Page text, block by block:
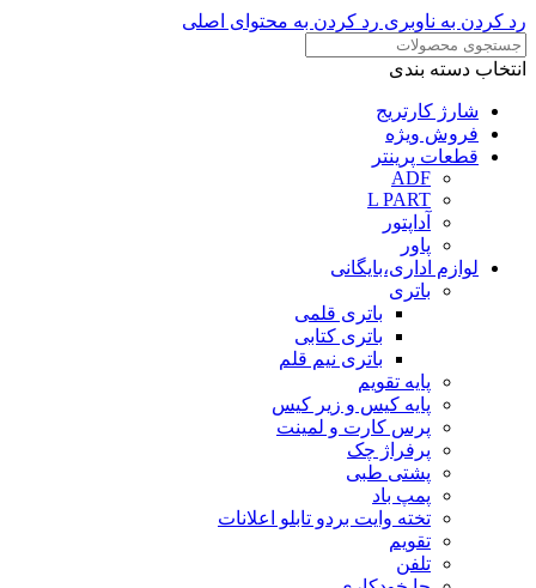
رد کردن به ناوبری رد کردن به محتوای اصلی
انتخاب دسته بندی
شارژ کارتریج
فروش ویژه
قطعات پرینتر
ADF
L PART
آداپتور
پاور
لوازم اداری،بایگانی
باتری
باتری قلمی
باتری کتابی
باتری نیم قلم
پایه تقویم
پایه کیس و زیر کیس
پرس کارت و لمینت
پرفراژ چک
پشتی طبی
پمپ باد
تخته وایت بردو تابلو اعلانات
تقویم
تلفن